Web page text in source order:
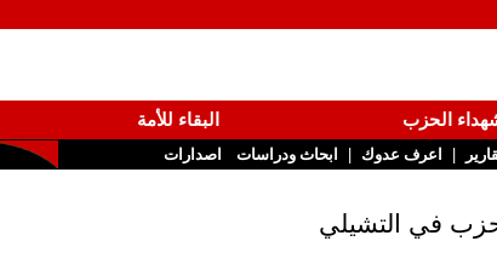
الحزب
البقاء للأمة
| اعرف عدوك | ابحاث ودراسات اصدارات
في التشيلي